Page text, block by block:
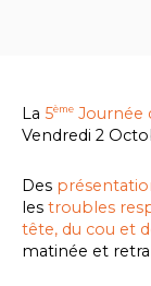
La 5ème Journée
Vendredi 2
Des
les troubles
tête, du cou et
matinée et